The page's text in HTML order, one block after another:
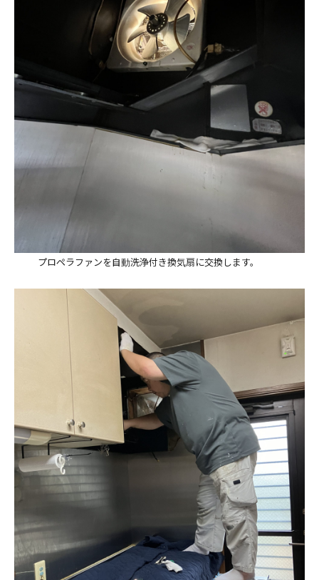
プロペラファンを自動洗浄付き換気扇に交換します。